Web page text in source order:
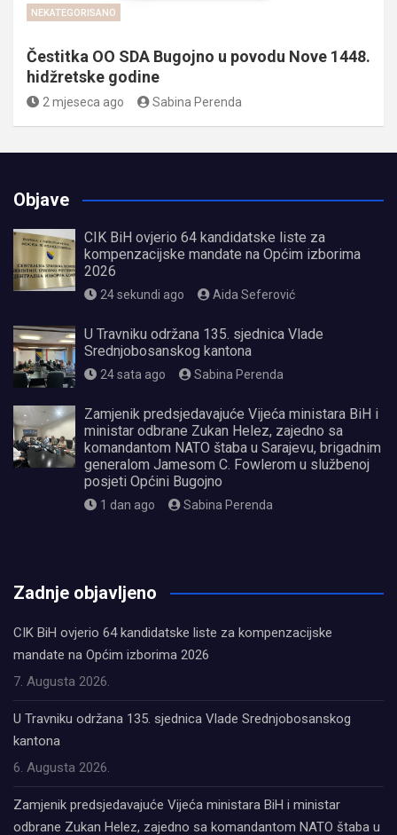
NEKATEGORISANO
Čestitka OO SDA Bugojno u povodu Nove 1448.
hidžretske godine
2 mjeseca ago Sabina Perenda
Objave
CIK BiH ovjerio 64 kandidatske liste za
kompenzacijske mandate na Općim izborima
2026
24 sekundi ago Aida Seferović
U Travniku održana 135. sjednica Vlade
Srednjobosanskog kantona
24 sata ago Sabina Perenda
Zamjenik predsjedavajuće Vijeća ministara BiH i
ministar odbrane Zukan Helez, zajedno sa
komandantom NATO štaba u Sarajevu, brigadnim
generalom Jamesom C. Fowlerom u službenoj
posjeti Općini Bugojno
1 dan ago Sabina Perenda
Zadnje objavljeno
CIK BiH ovjerio 64 kandidatske liste za kompenzacijske
mandate na Općim izborima 2026
7. Augusta 2026.
U Travniku održana 135. sjednica Vlade Srednjobosanskog
kantona
6. Augusta 2026.
Zamjenik predsjedavajuće Vijeća ministara BiH i ministar
odbrane Zukan Helez, zajedno sa komandantom NATO štaba u